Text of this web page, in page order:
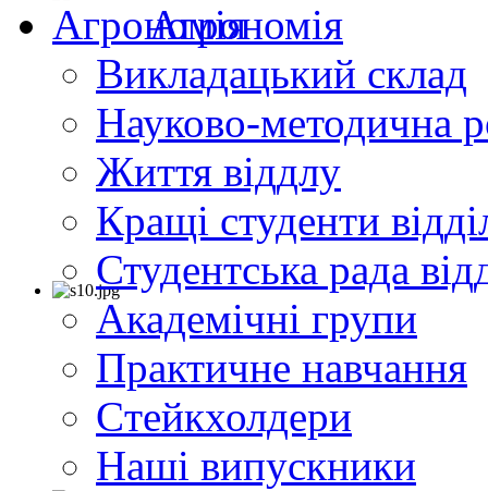
Агрономія
Викладацький склад
Науково-методична
Життя віддлу
Кращі студенти
Студентська рада
Академічні групи
Практичне навчання
Cтейкхолдери
Наші випускники